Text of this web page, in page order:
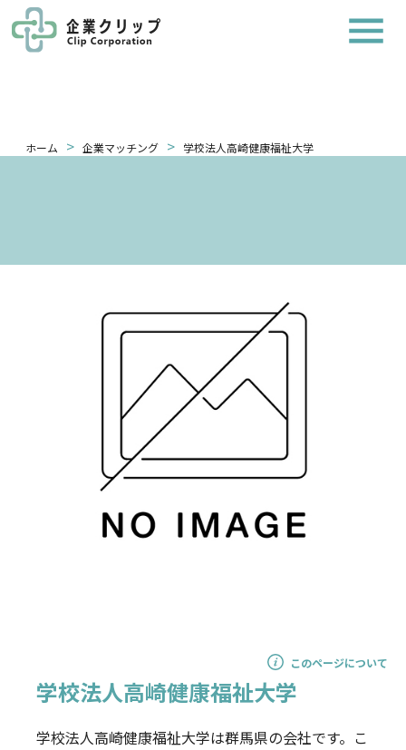
ホーム > 企業マッチング > 学校法人高崎健康福祉大学
このページについて
学校法人高崎健康福祉大学
学校法人高崎健康福祉大学は群馬県の会社です。こ